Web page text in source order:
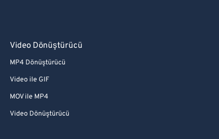
Video Dönüştürücü
MP4 Dönüştürücü
Video ile GIF
MOV ile MP4
Video Dönüştürücü